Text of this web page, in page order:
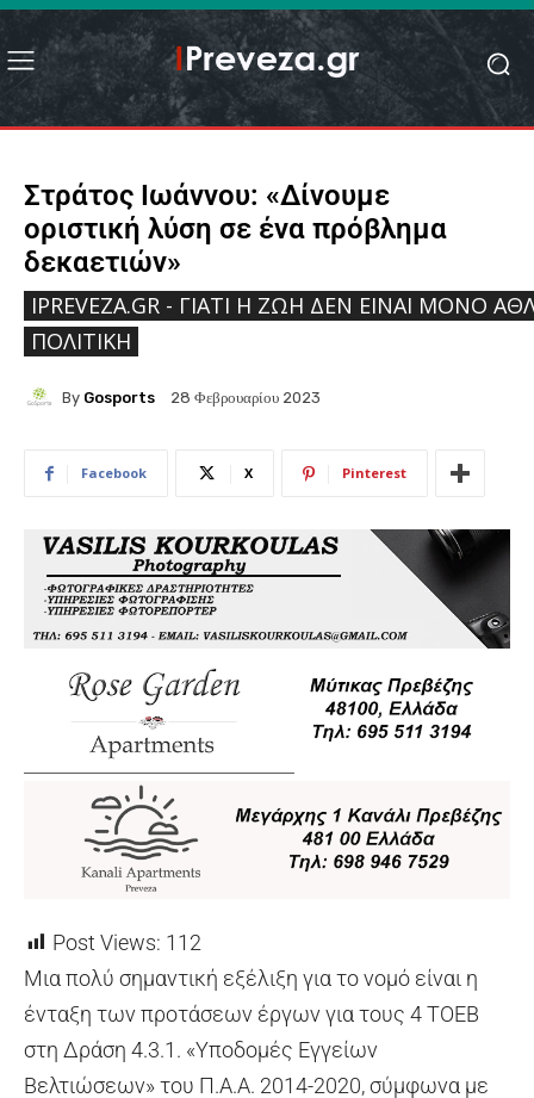
Στράτος Ιωάννου: «Δίνουμε
οριστική λύση σε ένα πρόβλημα
δεκαετιών»
IPREVEZA.GR - ΓΙΑΤΊ Η ΖΩΉ ΔΕΝ ΕΊΝΑΙ ΜΌΝΟ
ΠΟΛΙΤΙΚΉ
By Gosports 28 Φεβρουαρίου 2023
Facebook X Pinterest
Post Views: 112
Μια πολύ σημαντική εξέλιξη για το νομό είναι η
ένταξη των προτάσεων έργων για τους 4 ΤΟΕΒ
στη Δράση 4.3.1. «Υποδομές Εγγείων
Βελτιώσεων» του Π.Α.Α. 2014-2020, σύμφωνα με